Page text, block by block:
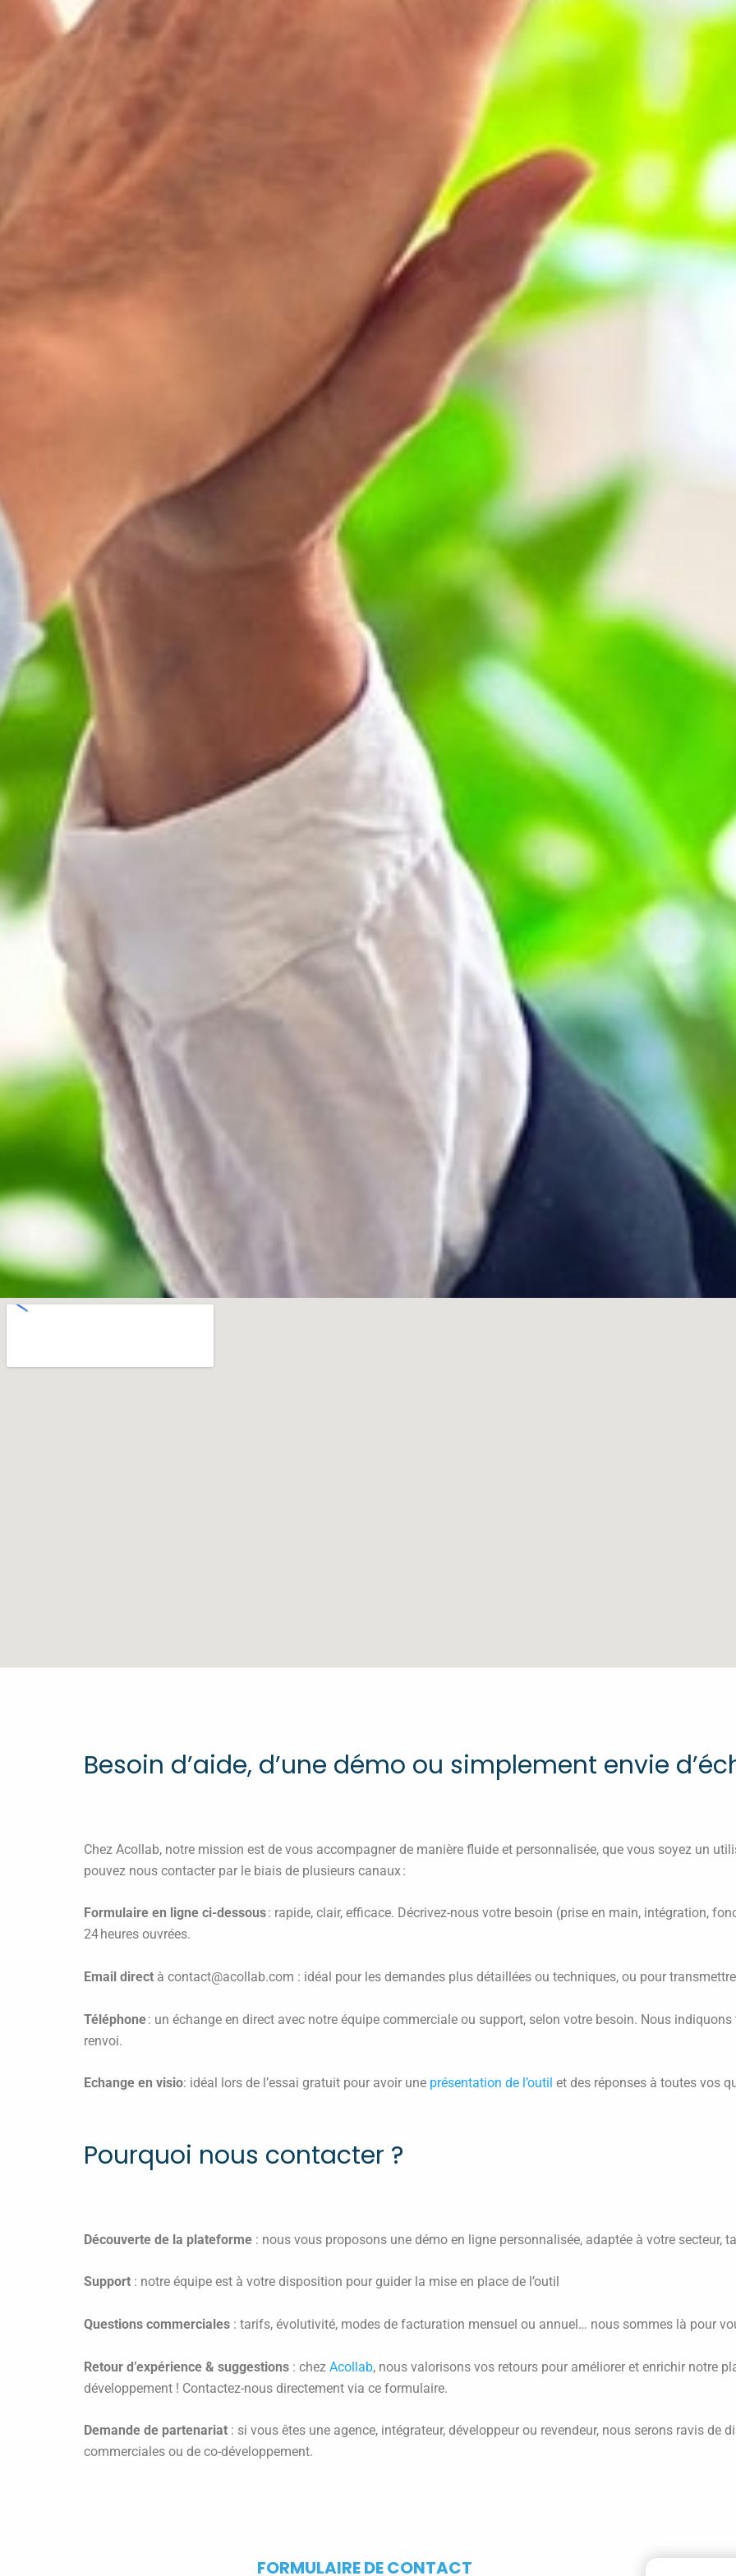
Besoin d’aide, d’une démo ou simplement envie
Chez Acollab, notre mission est de vous accompagner de manière fluide et personnalisée, que vous soyez un
pouvez nous contacter par le biais de plusieurs canaux :
Formulaire en ligne ci-dessous: rapide, clair, efficace. Décrivez-nous votre besoin (prise en main, intégration,
24 heures ouvrées.
Email direct à contact@acollab.com : idéal pour les demandes plus détaillées ou techniques, ou pour
Téléphone: un échange en direct avec notre équipe commerciale ou support, selon votre besoin. Nous
renvoi.
Echange en visio: idéal lors de l’essai gratuit pour avoir une présentation de l’outil et des réponses à toutes vos
Pourquoi nous contacter ?
Découverte de la plateforme : nous vous proposons une démo en ligne personnalisée, adaptée à votre secteur,
Support : notre équipe est à votre disposition pour guider la mise en place de l’outil
Questions commerciales : tarifs, évolutivité, modes de facturation mensuel ou annuel… nous sommes là pour
Retour d’expérience & suggestions : chez Acollab, nous valorisons vos retours pour améliorer et enrichir notre
développement ! Contactez-nous directement via ce formulaire.
Demande de partenariat : si vous êtes une agence, intégrateur, développeur ou revendeur, nous serons ravis de
commerciales ou de co-développement.
FORMULAIRE DE CONTACT